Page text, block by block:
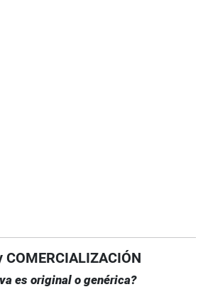
COMERCIALIZACIÓN
es original o genérica?